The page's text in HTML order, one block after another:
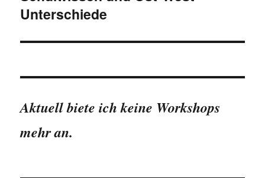
Unterschiede
Aktuell biete ich keine Workshops
mehr an.